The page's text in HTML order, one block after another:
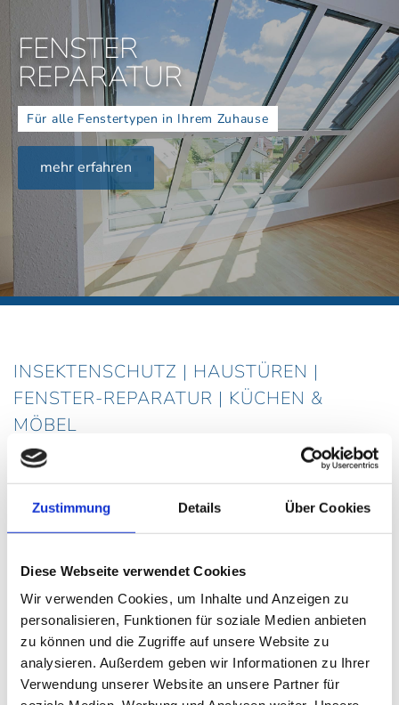
Zustimmung Details Über Cookies
Diese Webseite verwendet Cookies
Wir verwenden Cookies, um Inhalte und Anzeigen zu
personalisieren, Funktionen für soziale Medien anbieten
zu können und die Zugriffe auf unsere Website zu
analysieren. Außerdem geben wir Informationen zu Ihrer
Verwendung unserer Website an unsere Partner für
FENSTER
REPARATUR
Für alle Fenstertypen in Ihrem Zuhause
mehr erfahren
INSEKTENSCHUTZ | HAUSTÜREN |
FENSTER-REPARATUR | KÜCHEN &
MÖBEL
Willkommen bei Schlatter
Insektenschutz in Merdingen
Seit 2000 sind wir Ihr kompetenter Ansprechpartner
rund um Insektenschutz, Fenster & Haustüren.